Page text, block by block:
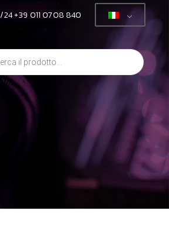
+39 011 0708 840